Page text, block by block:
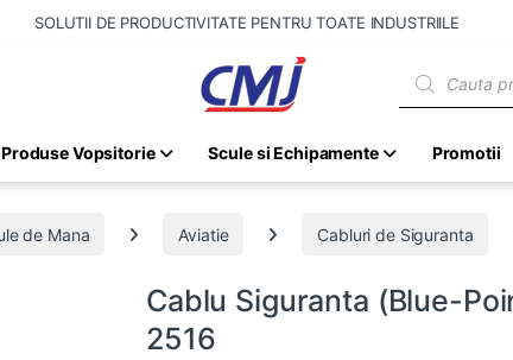
SOLUTII DE PRODUCTIVITATE PENTRU TOATE INDUSTRIILE
Produse Vopsitorie Scule si Echipamente Promotii
de Mana Aviatie Cabluri de Siguranta
Cablu Siguranta (Blue-
2516